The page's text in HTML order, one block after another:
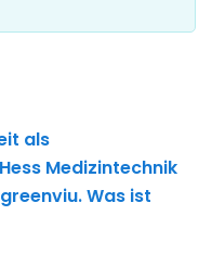
als
Medizintechnik
Was ist